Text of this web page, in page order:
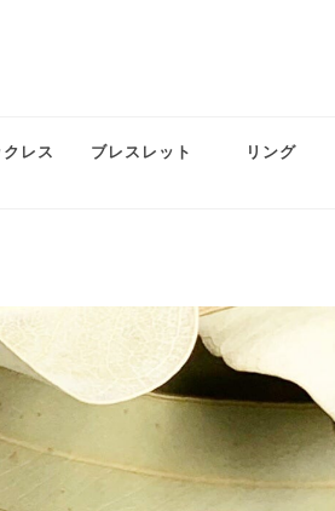
レス ブレスレット リング